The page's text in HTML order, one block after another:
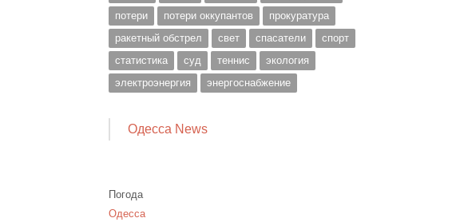
потери
потери оккупантов
прокуратура
ракетный обстрел
свет спасатели
спорт
статистика
суд теннис
экология
электроэнергия
энергоснабжение
Одесса News
Погода
Одесса